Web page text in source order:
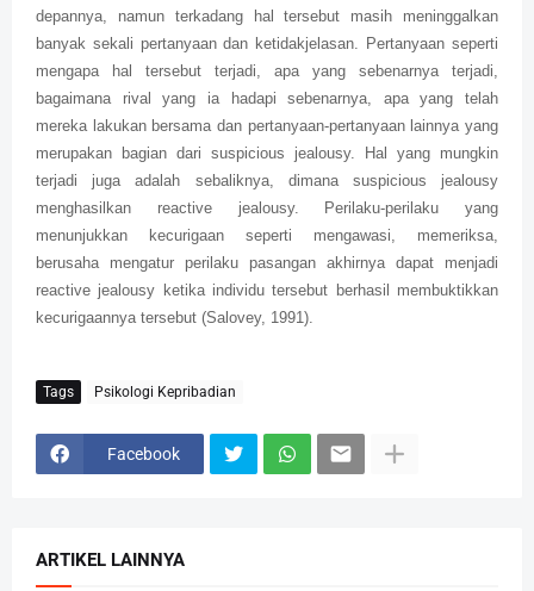
depannya, namun terkadang hal tersebut masih meninggalkan
banyak sekali pertanyaan dan ketidakjelasan. Pertanyaan seperti
mengapa hal tersebut terjadi, apa yang sebenarnya terjadi,
bagaimana rival yang ia hadapi sebenarnya, apa yang telah
mereka lakukan bersama dan pertanyaan-pertanyaan lainnya yang
merupakan bagian dari suspicious jealousy. Hal yang mungkin
terjadi juga adalah sebaliknya, dimana suspicious jealousy
menghasilkan reactive jealousy. Perilaku-perilaku yang
menunjukkan kecurigaan seperti mengawasi, memeriksa,
berusaha mengatur perilaku pasangan akhirnya dapat menjadi
reactive jealousy ketika individu tersebut berhasil membuktikkan
kecurigaannya tersebut (Salovey, 1991).
Tags Psikologi Kepribadian
Facebook
ARTIKEL LAINNYA